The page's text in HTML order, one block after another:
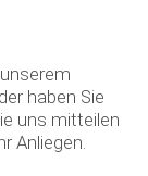
haben Sie
uns mitteilen
Anliegen.